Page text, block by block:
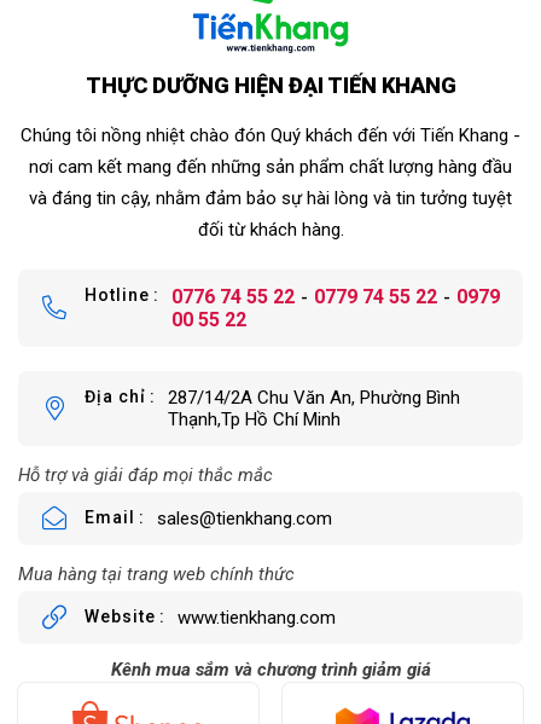
THỰC DƯỠNG HIỆN ĐẠI TIẾN KHANG
Chúng tôi nồng nhiệt chào đón Quý khách đến với Tiến Khang -
nơi cam kết mang đến những sản phẩm chất lượng hàng đầu
và đáng tin cậy, nhằm đảm bảo sự hài lòng và tin tưởng tuyệt
đối từ khách hàng.
Hotline 0776 74 55 22 0779 74 55 22
0979
00 55 22
Địa chỉ
287/14/2A Chu Văn An, Phường Bình
Thạnh,Tp Hồ Chí Minh
Hỗ trợ và giải đáp mọi thắc mắc
Email sales@tienkhang.com
Mua hàng tại trang web chính thức
Website www.tienkhang.com
Kênh mua sắm và chương trình giảm giá